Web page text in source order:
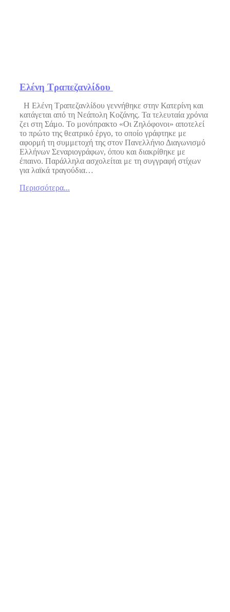
Ελένη Τραπεζανλίδου
Η Ελένη Τραπεζανλίδου γεννήθηκε στην Κατερίνη και
κατάγεται από τη Νεάπολη Κοζάνης. Τα τελευταία χρόνια
ζει στη Σάμο. Το μονόπρακτο «Οι Ζηλόφονοι» αποτελεί
το πρώτο της θεατρικό έργο, το οποίο γράφτηκε με
αφορμή τη συμμετοχή της στον Πανελλήνιο Διαγωνισμό
Ελλήνων Σεναριογράφων, όπου και διακρίθηκε με
έπαινο. Παράλληλα ασχολείται με τη συγγραφή στίχων
για λαϊκά τραγούδια…
Περισσότερα...